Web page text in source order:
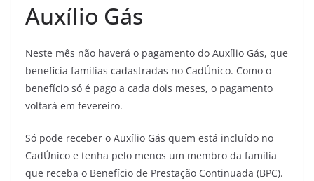
Auxílio Gás
Neste mês não haverá o pagamento do Auxílio Gás, que
beneficia famílias cadastradas no CadÚnico. Como o
benefício só é pago a cada dois meses, o pagamento
voltará em fevereiro.
Só pode receber o Auxílio Gás quem está incluído no
CadÚnico e tenha pelo menos um membro da família
que receba o Benefício de Prestação Continuada (BPC).